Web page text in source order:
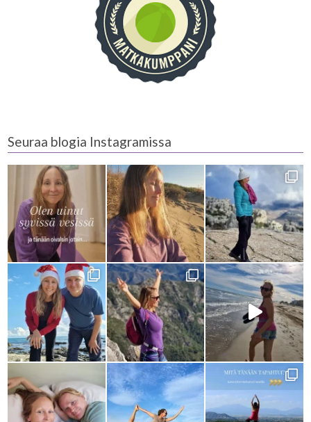
Seuraa blogia Instagramissa